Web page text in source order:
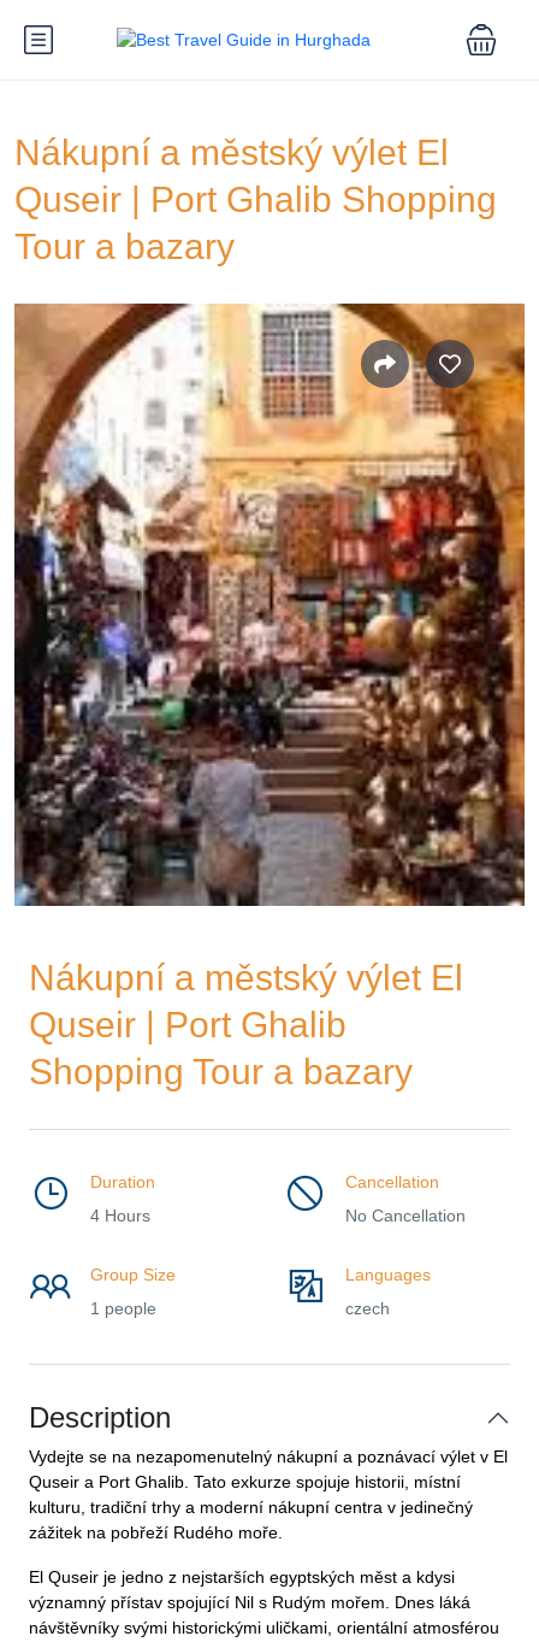
Nákupní a městský výlet El
Quseir | Port Ghalib Shopping
Tour a bazary
Nákupní a městský výlet El
Quseir | Port Ghalib
Shopping Tour a bazary
Duration
4 Hours
Cancellation
No Cancellation
Group Size
1 people
Languages
czech
Description
Vydejte se na nezapomenutelný nákupní a poznávací výlet v El
Quseir a Port Ghalib. Tato exkurze spojuje historii, místní
kulturu, tradiční trhy a moderní nákupní centra v jedinečný
zážitek na pobřeží Rudého moře.
El Quseir je jedno z nejstarších egyptských měst a kdysi
významný přístav spojující Nil s Rudým mořem. Dnes láká
návštěvníky svými historickými uličkami, orientální atmosférou